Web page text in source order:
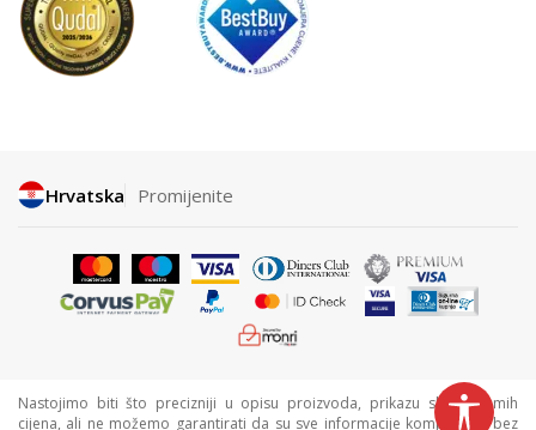
Hrvatska Promijenite
Nastojimo biti što precizniji u opisu proizvoda, prikazu slika i samih
cijena, ali ne možemo garantirati da su sve informacije kompletne i bez